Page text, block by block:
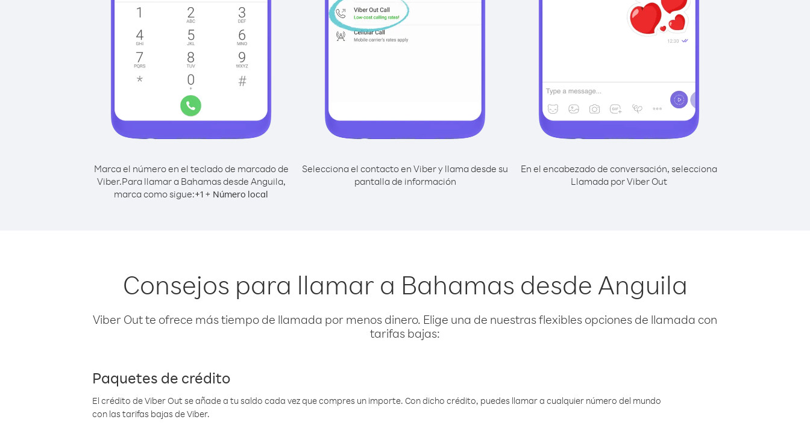
Marca el número en el teclado de marcado de
Viber.Para llamar a Bahamas desde Anguila,
marca como sigue:+1 + Número local
Selecciona el contacto en Viber y llama desde su
pantalla de información
En el encabezado de conversación, selecciona
Llamada por Viber Out
Consejos para llamar a Bahamas desde Anguila
Viber Out te ofrece más tiempo de llamada por menos dinero. Elige una de nuestras flexibles opciones de llamada con
tarifas bajas:
Paquetes de crédito
El crédito de Viber Out se añade a tu saldo cada vez que compres un importe. Con dicho crédito, puedes llamar a cualquier número del mundo
con las tarifas bajas de Viber.